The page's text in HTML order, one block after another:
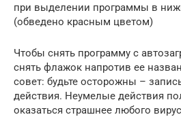
при выделении программы в
(обведено красным цветом)
Чтобы снять программу с
снять флажок напротив ее
совет: будьте осторожны –
действия. Неумелые действия
оказаться страшнее любого